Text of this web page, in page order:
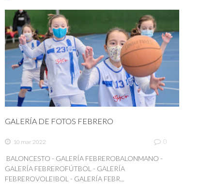
GALERÍA DE FOTOS FEBRERO
10 mar 2022 0
BALONCESTO - GALERÍA FEBREROBALONMANO -
GALERÍA FEBREROFÚTBOL - GALERÍA
FEBREROVOLEIBOL - GALERÍA FEBR...